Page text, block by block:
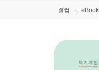
웰컴 eBook